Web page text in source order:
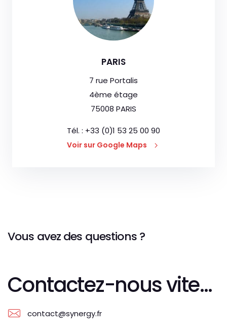
PARIS
7 rue Portalis
4ème étage
75008 PARIS
Tél. : +33 (0)1 53 25 00 90
Voir sur Google Maps
Vous avez des questions ?
Contactez-nous vite...
contact@synergy.fr